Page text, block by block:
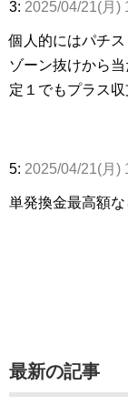
3: 2025/04/21(月)
個人的にはパチ
ゾーン抜けから
定１でもプラス
5: 2025/04/21(月)
単発換金最高額
最新の記事